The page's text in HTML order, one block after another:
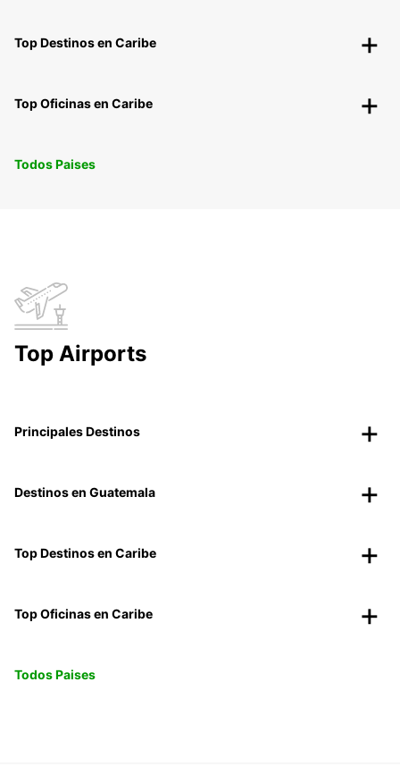
Top Destinos en Caribe
Top Oficinas en Caribe
Todos Paises
Top Airports
Principales Destinos
Destinos en Guatemala
Top Destinos en Caribe
Top Oficinas en Caribe
Todos Paises